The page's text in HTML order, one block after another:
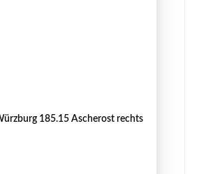
185.15 Ascherost rechts